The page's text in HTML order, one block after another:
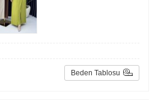
Beden Tablosu